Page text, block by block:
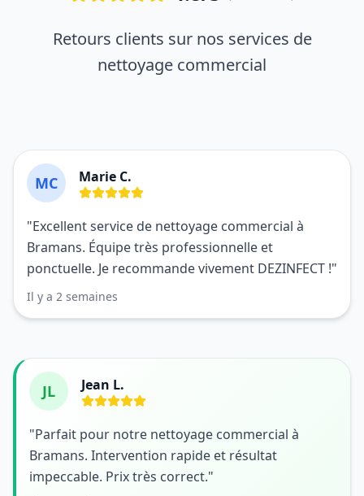
Retours clients sur nos services de
nettoyage commercial
MC Marie C.
"Excellent service de nettoyage commercial à
Bramans. Équipe très professionnelle et
ponctuelle. Je recommande vivement DEZINFECT !"
Il y a 2 semaines
JL Jean L.
"Parfait pour notre nettoyage commercial à
Bramans. Intervention rapide et résultat
impeccable. Prix très correct."